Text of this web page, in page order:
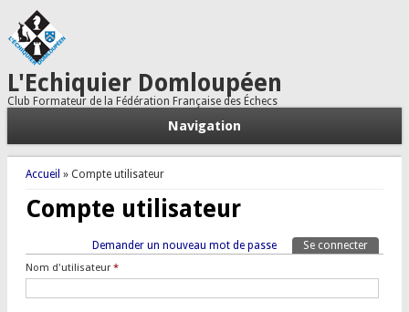
L'Echiquier Domloupéen
Club Formateur de la Fédération Française des Échecs
Navigation
Vous êtes ici
Accueil » Compte utilisateur
Compte utilisateur
Onglets principaux Se connecter
Demander un nouveau mot de passe
Tertiary tabs
Nom d'utilisateur*